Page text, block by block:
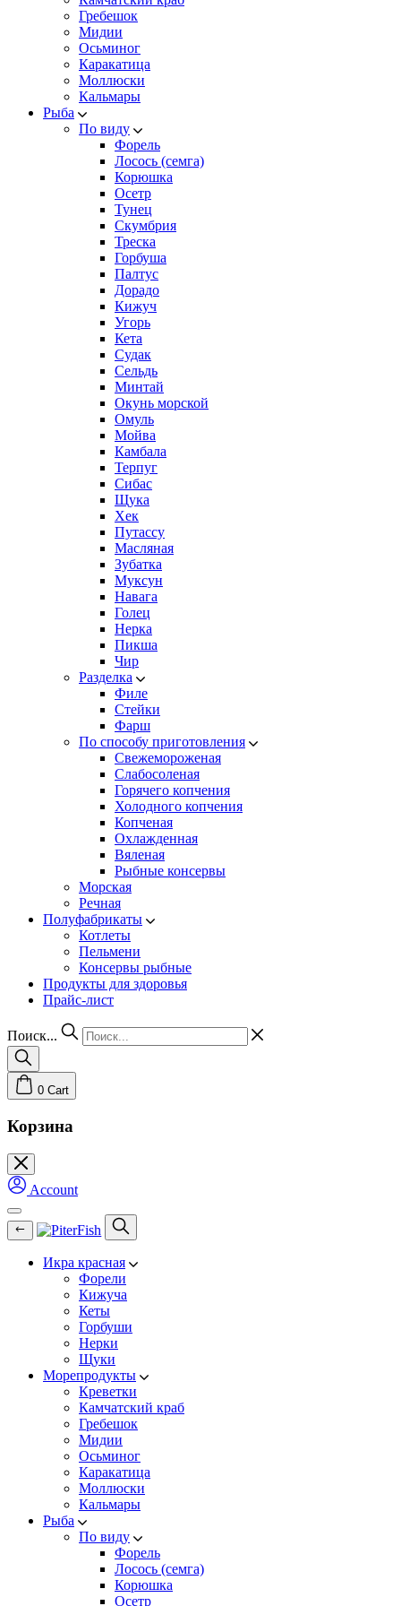
Гребешок
Мидии
Осьминог
Каракатица
Моллюски
Кальмары
Рыба
По виду
Форель
Лосось (семга)
Корюшка
Осетр
Тунец
Скумбрия
Треска
Горбуша
Палтус
Дорадо
Кижуч
Угорь
Кета
Судак
Сельдь
Минтай
Окунь морской
Омуль
Мойва
Камбала
Терпуг
Сибас
Щука
Хек
Путассу
Масляная
Зубатка
Муксун
Навага
Голец
Нерка
Пикша
Чир
Разделка
Филе
Стейки
Фарш
По способу приготовления
Свежемороженая
Cлабосоленая
Горячего копчения
Холодного копчения
Копченая
Охлажденная
Вяленая
Рыбные консервы
Морская
Речная
Полуфабрикаты
Котлеты
Пельмени
Консервы рыбные
Продукты для здоровья
Прайс-лист
Поиск...
0 Cart
Корзина
Account
Икра красная
Форели
Кижуча
Кеты
Горбуши
Нерки
Щуки
Морепродукты
Креветки
Камчатский краб
Гребешок
Мидии
Осьминог
Каракатица
Моллюски
Кальмары
Рыба
По виду
Форель
Лосось (семга)
Корюшка
Осетр